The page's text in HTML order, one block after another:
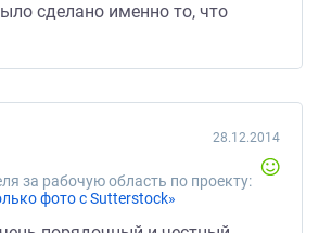
сделано именно то, что
за рабочую область по проекту:
фото с Sutterstock»
28.12.2014